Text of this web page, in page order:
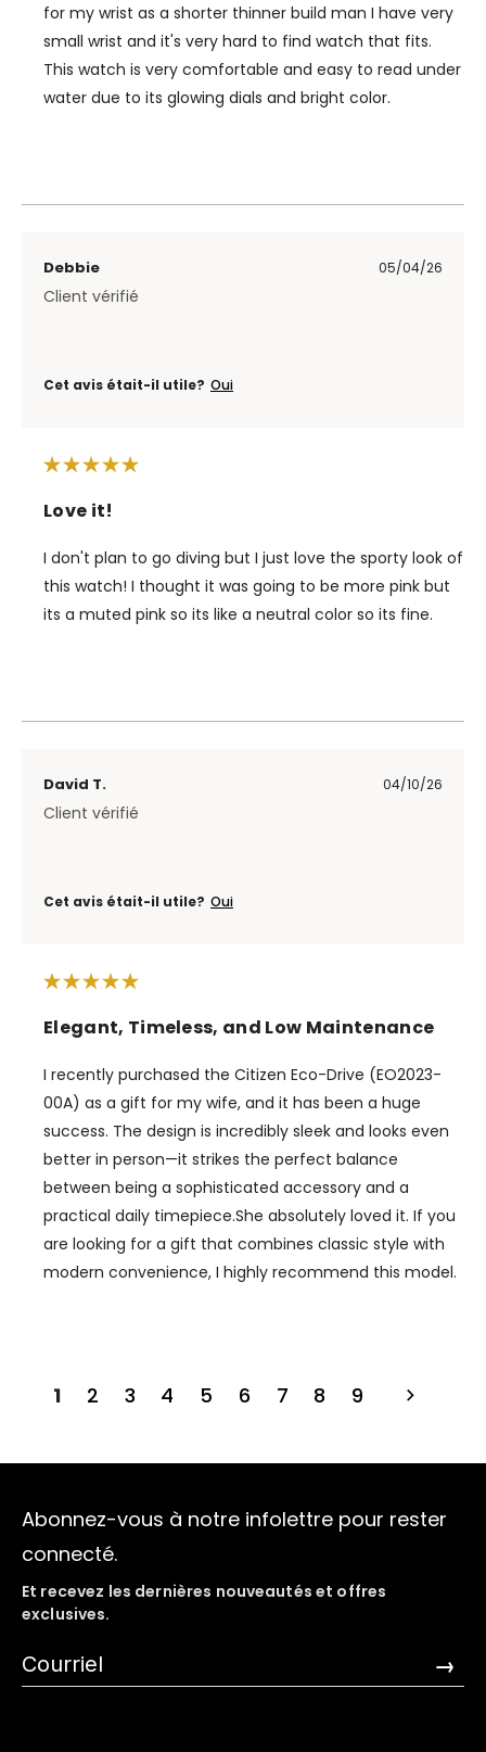
for my wrist as a shorter thinner build man I have very
small wrist and it's very hard to find watch that fits.
This watch is very comfortable and easy to read under
water due to its glowing dials and bright color.
Debbie 05/04/26
Client vérifié
Cet avis était-il utile? Oui
Love it!
I don't plan to go diving but I just love the sporty look of
this watch! I thought it was going to be more pink but
its a muted pink so its like a neutral color so its fine.
David T. 04/10/26
Client vérifié
Cet avis était-il utile? Oui
Elegant, Timeless, and Low Maintenance
I recently purchased the Citizen Eco-Drive (EO2023-
00A) as a gift for my wife, and it has been a huge
success. The design is incredibly sleek and looks even
better in person—it strikes the perfect balance
between being a sophisticated accessory and a
practical daily timepiece. ​She absolutely loved it. If you
are looking for a gift that combines classic style with
modern convenience, I highly recommend this model.
1 2 3 4 5 6 7 8 9
Abonnez-vous à notre infolettre pour rester
connecté.
Et recevez les dernières nouveautés et offres
exclusives.
→